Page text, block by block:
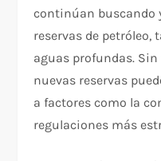
continúan buscando
reservas de petróleo,
aguas profundas. Sin
nuevas reservas
a factores como la
regulaciones más